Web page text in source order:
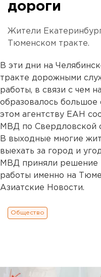
дороги
Жители
Тюменском тракте.
В эти дни на
тракте дорожными
работы, в связи с чем
образовалось большое
этом агентству ЕАН
МВД по Свердловской
В выходные многие
выехать за город и
МВД приняли решение
работы именно на
Азиатские Новости.
Общество